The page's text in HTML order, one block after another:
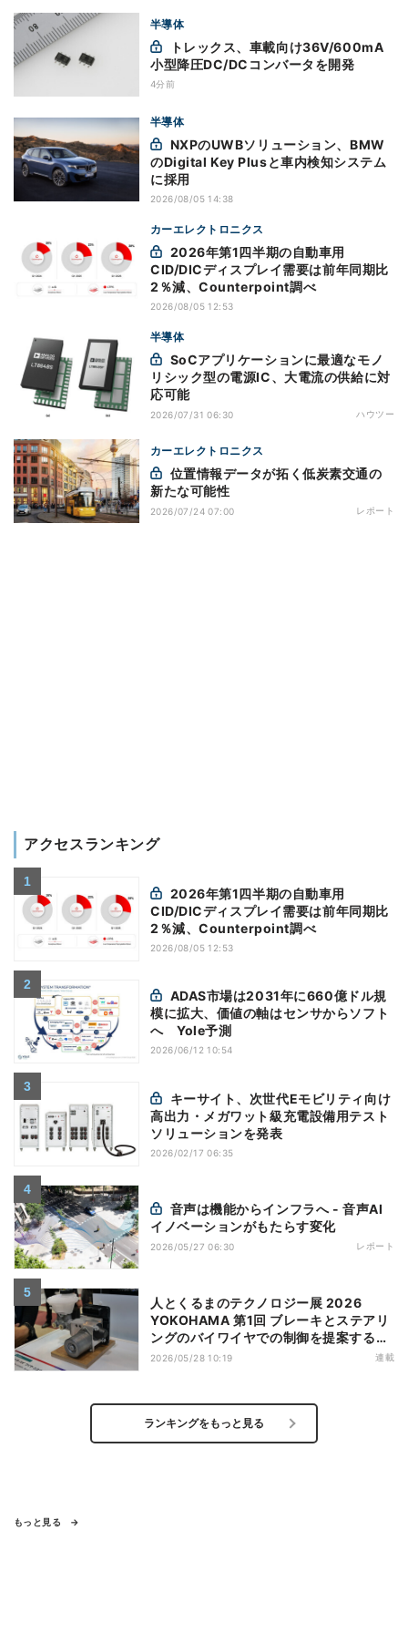
半導体
小型降圧DC/DCコンバータを開発
4分前
半導体
のDigital Key Plusと車内検知システム
に採用
2026/08/05 14:38
カーエレクトロニクス
CID/DICディスプレイ需要は前年同期比
2％減、Counterpoint調べ
2026/08/05 12:53
半導体
リシック型の電源IC、大電流の供給に対
応可能
2026/07/31 06:30 ハウツー
カーエレクトロニクス
新たな可能性
2026/07/24 07:00 レポート
アクセスランキング
CID/DICディスプレイ需要は前年同期比
2％減、Counterpoint調べ
2026/08/05 12:53
模に拡大、価値の軸はセンサからソフト
へ Yole予測
2026/06/12 10:54
高出力・メガワット級充電設備用テスト
ソリューションを発表
2026/02/17 06:35
イノベーションがもたらす変化
2026/05/27 06:30 レポート
人とくるまのテクノロジー展 2026
YOKOHAMA 第1回 ブレーキとステアリ
ングのバイワイヤでの制御を提案するボ
ッシュ
2026/05/28 10:19 連載
ランキングをもっと見る
もっと見る